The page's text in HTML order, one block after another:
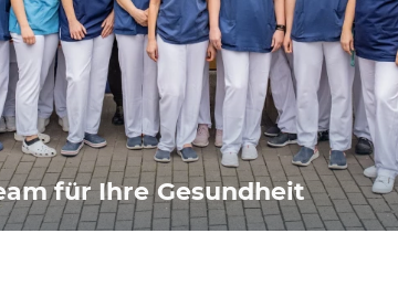
für Ihre Gesundheit